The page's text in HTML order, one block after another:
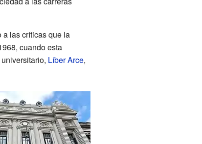
las críticas que la
cuando esta
Líber Arce,